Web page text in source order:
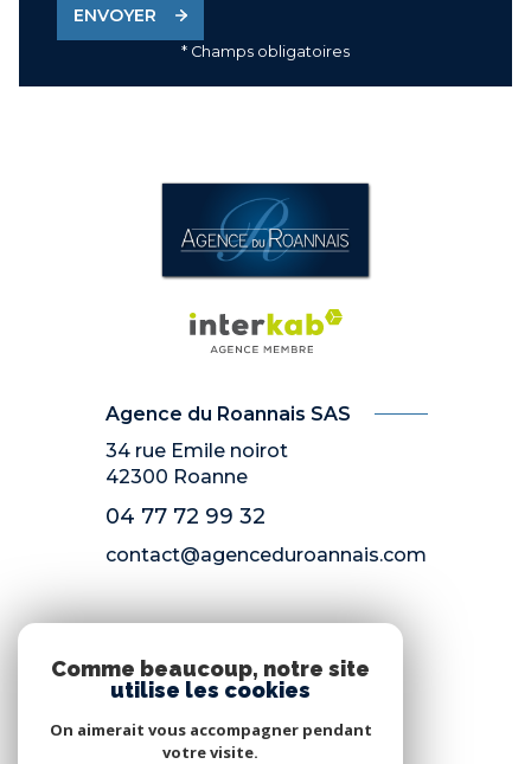
ENVOYER
* Champs obligatoires
Agence du Roannais SAS
34 rue Emile noirot
42300 Roanne
04 77 72 99 32
contact@agenceduroannais.com
Nous suivre
Comme beaucoup, notre site
utilise les cookies
On aimerait vous accompagner pendant
votre visite.